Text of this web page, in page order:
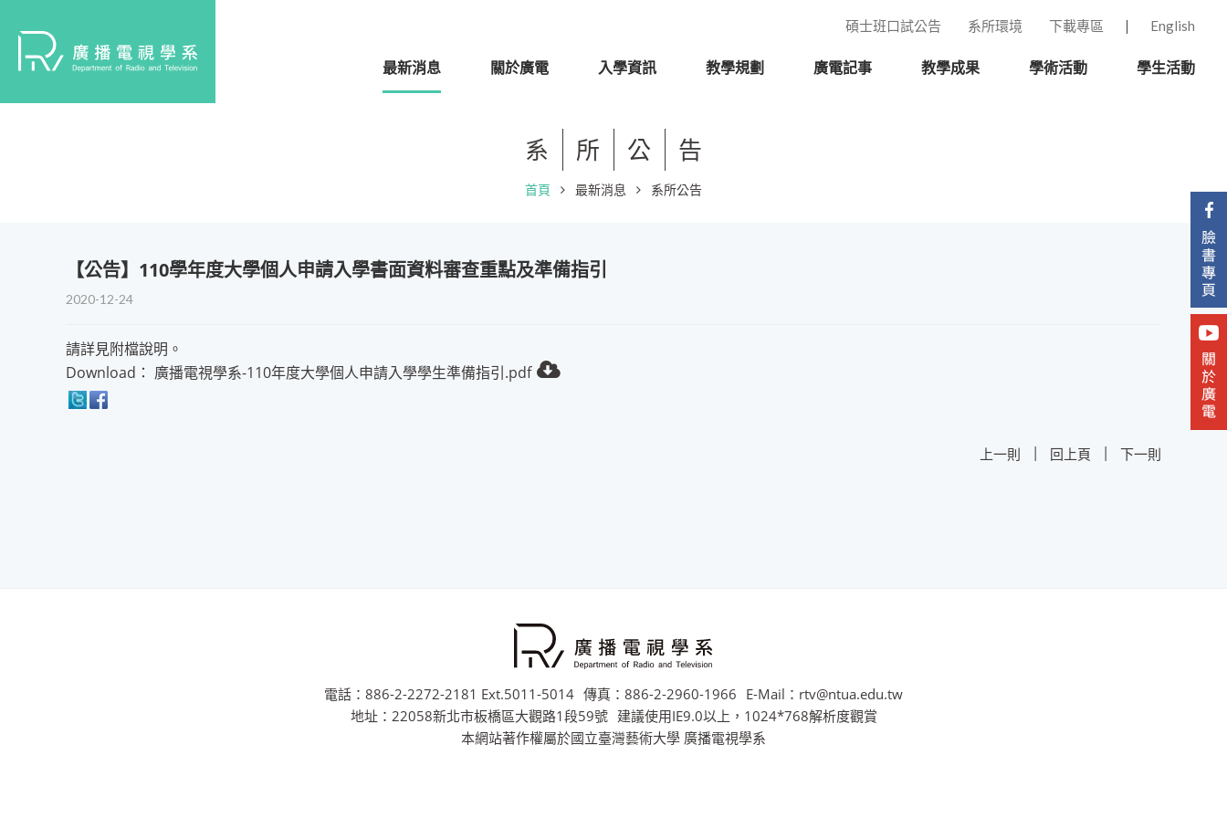
碩士班口試公告 系所環境 下載專區 English
最新消息 關於廣電 入學資訊 教學規劃 廣電記事 教學成果 學術活動 學生活動
系 所 公 告
首頁 最新消息 系所公告
【公告】110學年度大學個人申請入學書面資料審查重點及準備指引
2020-12-24
請詳見附檔說明。
Download： 廣播電視學系-110年度大學個人申請入學學生準備指引.pdf
上一則 | 回上頁 | 下一則
電話：886-2-2272-2181 Ext.5011-5014 傳真：886-2-2960-1966 E-Mail：rtv@ntua.edu.tw
地址：22058新北市板橋區大觀路1段59號 建議使用IE9.0以上，1024*768解析度觀賞
本網站著作權屬於國立臺灣藝術大學 廣播電視學系